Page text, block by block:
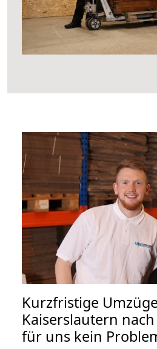
Kurzfristige
Kaiserslautern
für uns kein